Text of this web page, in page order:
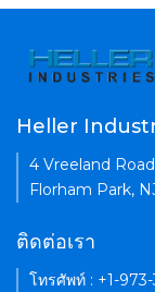
Heller
4 Vreeland
Florham Park,
ติดต่อเรา
โทรศัพท์ : +1-